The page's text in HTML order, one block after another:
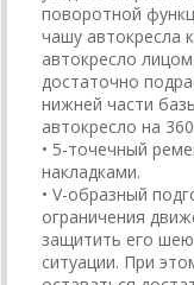
поворотной
чашу автокресла
автокресло
достаточно
нижней части
автокресло на
• 5-точечный
накладками.
• V-образный
ограничения
защитить его
ситуации. При